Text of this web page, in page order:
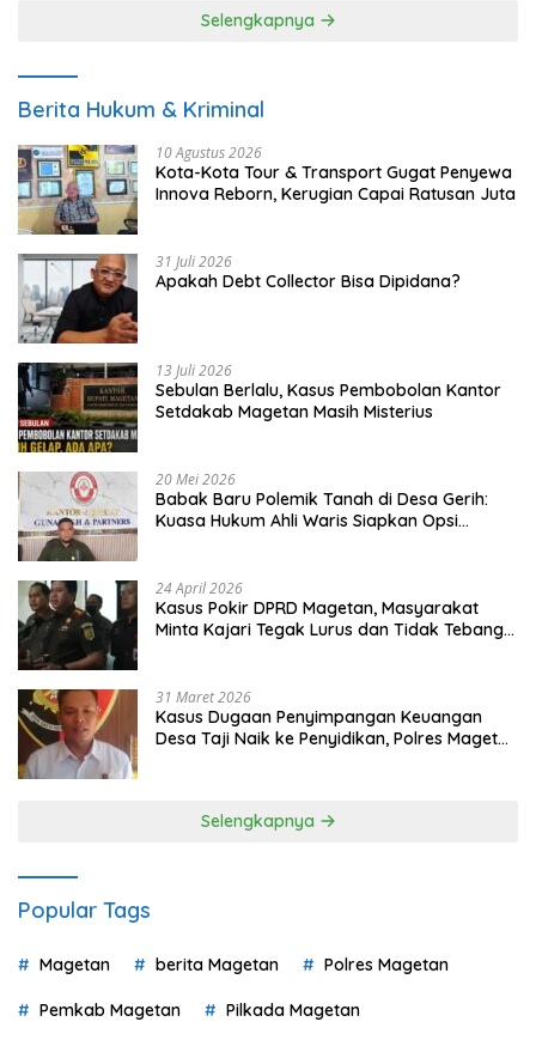
Selengkapnya
Berita Hukum & Kriminal
10 Agustus 2026
Kota-Kota Tour & Transport Gugat Penyewa
Innova Reborn, Kerugian Capai Ratusan Juta
31 Juli 2026
Apakah Debt Collector Bisa Dipidana?
13 Juli 2026
Sebulan Berlalu, Kasus Pembobolan Kantor
Setdakab Magetan Masih Misterius
20 Mei 2026
Babak Baru Polemik Tanah di Desa Gerih:
Kuasa Hukum Ahli Waris Siapkan Opsi
24 April 2026
Kasus Pokir DPRD Magetan, Masyarakat
Minta Kajari Tegak Lurus dan Tidak Tebang
31 Maret 2026
Kasus Dugaan Penyimpangan Keuangan
Desa Taji Naik ke Penyidikan, Polres Magetan
Selengkapnya
Popular Tags
Magetan berita Magetan Polres Magetan
Pemkab Magetan Pilkada Magetan